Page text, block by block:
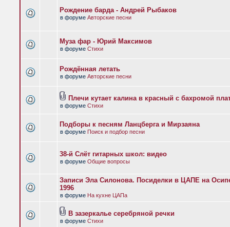
Рождение барда - Андрей Рыбаков
в форуме Авторские песни
Муза фар - Юрий Максимов
в форуме Стихи
Рождённая летать
в форуме Авторские песни
Плечи кутает калина в красный с бахромой
в форуме Стихи
Подборы к песням Ланцберга и Мирзаяна
в форуме Поиск и подбор песни
38-й Слёт гитарных школ: видео
в форуме Общие вопросы
Записи Эла Силонова. Посиделки в ЦАПЕ на
1996
в форуме На кухне ЦАПа
В зазеркалье серебряной речки
в форуме Стихи